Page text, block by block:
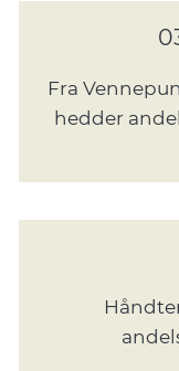
Fra
hedder